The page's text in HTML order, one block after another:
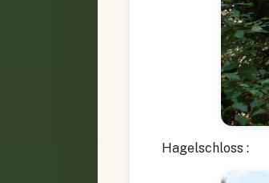
Hagelschloss :